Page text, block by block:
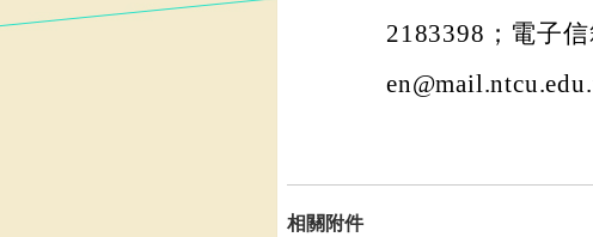
2183398；電子
相關附件